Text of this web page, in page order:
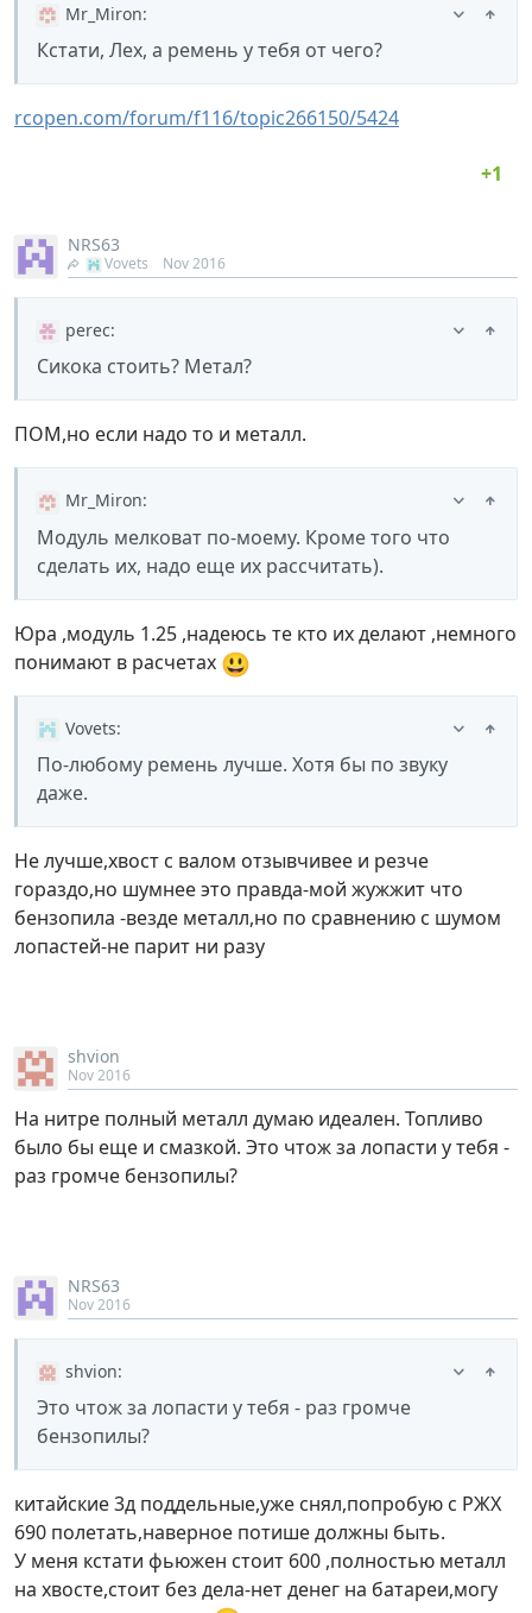
Mr_Miron:
Кстати, Лех, а ремень у тебя от чего?
rcopen.com/forum/f116/topic266150/5424
NRS63
Vovets Nov 2016
perec:
Сикока стоить? Метал?
ПОМ,но если надо то и металл.
Mr_Miron:
Модуль мелковат по-моему. Кроме того что
сделать их, надо еще их рассчитать).
Юра ,модуль 1.25 ,надеюсь те кто их делают ,немного
понимают в расчетах 😃
Vovets:
По-любому ремень лучше. Хотя бы по звуку
даже.
Не лучше,хвост с валом отзывчивее и резче
гораздо,но шумнее это правда-мой жужжит что
бензопила -везде металл,но по сравнению с шумом
лопастей-не парит ни разу
shvion
Nov 2016
На нитре полный металл думаю идеален. Топливо
было бы еще и смазкой. Это чтож за лопасти у тебя -
раз громче бензопилы?
NRS63
Nov 2016
shvion:
Это чтож за лопасти у тебя - раз громче
бензопилы?
китайские 3д поддельные,уже снял,попробую с РЖХ
690 полетать,наверное потише должны быть.
У меня кстати фьюжен стоит 600 ,полностью металл
на хвосте,стоит без дела-нет денег на батареи,могу